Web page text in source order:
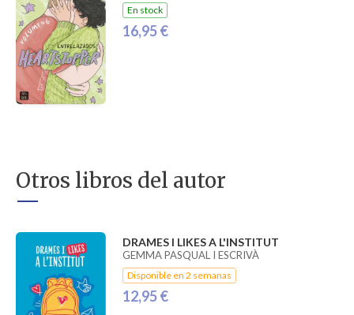
En stock
16,95 €
Otros libros del autor
DRAMES I LIKES A L'INSTITUT
GEMMA PASQUAL I ESCRIVÀ
Disponible en 2 semanas
12,95 €